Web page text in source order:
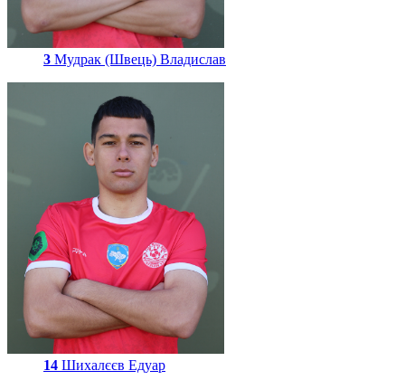
3 Мудрак (Швець) Владислав
14 Шихалєєв Едуар